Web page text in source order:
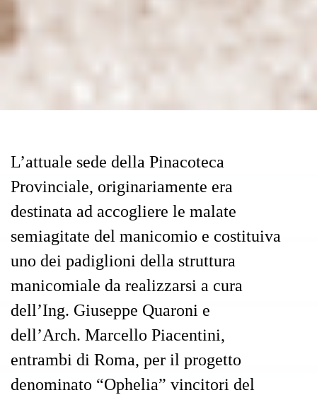
L’attuale sede della Pinacoteca
Provinciale, originariamente era
destinata ad accogliere le malate
semiagitate del manicomio e costituiva
uno dei padiglioni della struttura
manicomiale da realizzarsi a cura
dell’Ing. Giuseppe Quaroni e
dell’Arch. Marcello Piacentini,
entrambi di Roma, per il progetto
denominato “Ophelia” vincitori del